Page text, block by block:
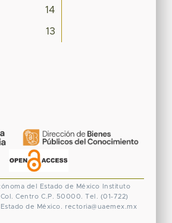
14
13
del Estado de México
Instituto
Centro C.P. 50000. Tel. (01-722)
de México. rectoria@uaemex.mx